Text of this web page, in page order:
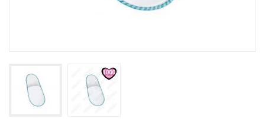
FAI DA TE
AUTO E MOTO